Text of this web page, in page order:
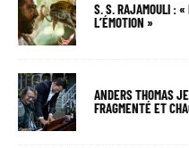
S. S. RAJAMOULI : «
L’ÉMOTION »
ANDERS THOMAS
FRAGMENTÉ ET